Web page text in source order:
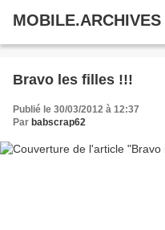
MOBILE.ARCHIVES
Bravo les filles !!!
Publié le 30/03/2012 à 12:37
Par babscrap62